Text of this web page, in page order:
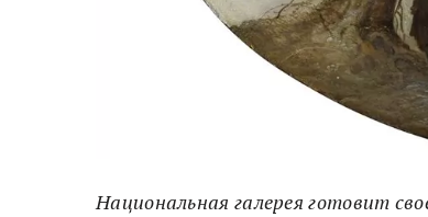
Национальная галерея готовит